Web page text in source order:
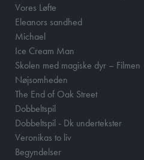
Vores Løfte
Eleanors sandhed
Michael
Ice Cream Man
Skolen med magiske dyr – Filmen
Nøjsomheden
The End of Oak Street
Dobbeltspil
Dobbeltspil - Dk undertekster
Veronikas to liv
Begyndelser